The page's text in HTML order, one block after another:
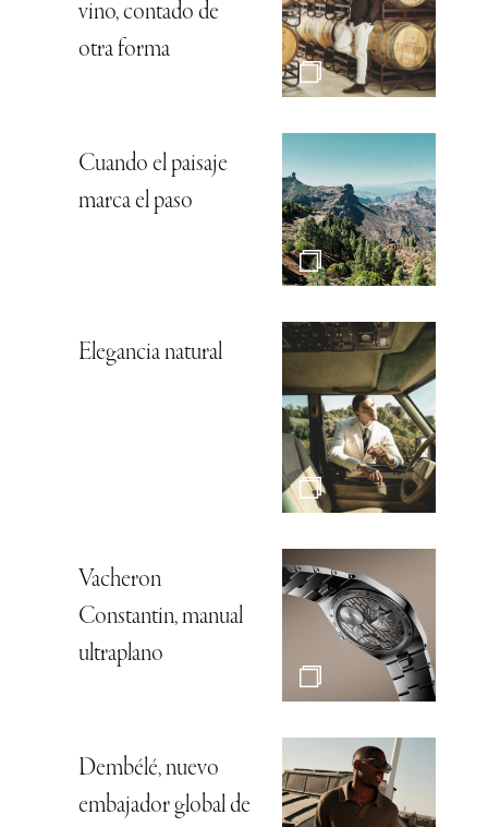
vino, contado de
otra forma
Cuando el paisaje
marca el paso
Elegancia natural
Vacheron
Constantin, manual
ultraplano
Dembélé, nuevo
embajador global de